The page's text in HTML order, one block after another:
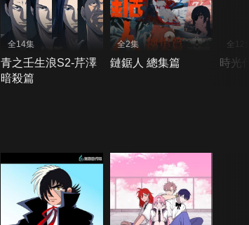
全14集
青之壬生浪S2-芹澤
暗殺篇
全2集
鏈鋸人 總集篇
全12
時光